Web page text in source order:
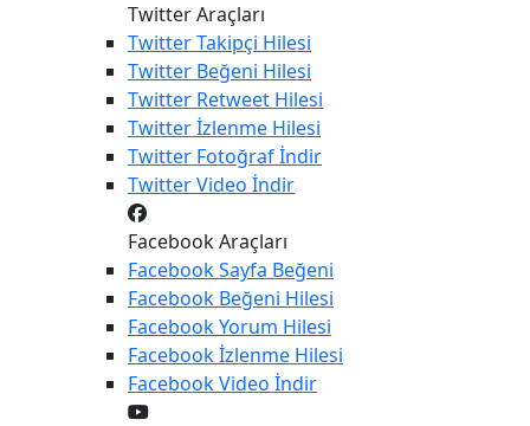
Twitter Araçları
TwitterTakipçi Hilesi
Twitter Beğeni Hilesi
Twitter Retweet Hilesi
Twitterİzlenme Hilesi
Twitter Fotoğraf İndir
TwitterVideo İndir
Facebook Araçları
FacebookSayfa Beğeni
Facebook Beğeni Hilesi
FacebookYorum Hilesi
Facebookİzlenme Hilesi
FacebookVideo İndir